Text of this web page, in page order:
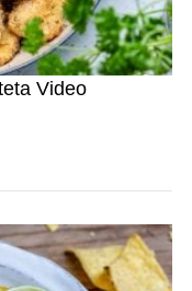
Video